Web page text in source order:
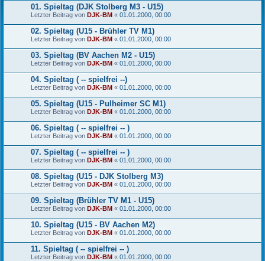
01. Spieltag (DJK Stolberg M3 - U15)
Letzter Beitrag von DJK-BM « 01.01.2000, 00:00
02. Spieltag (U15 - Brühler TV M1)
Letzter Beitrag von DJK-BM « 01.01.2000, 00:00
03. Spieltag (BV Aachen M2 - U15)
Letzter Beitrag von DJK-BM « 01.01.2000, 00:00
04. Spieltag ( -- spielfrei --)
Letzter Beitrag von DJK-BM « 01.01.2000, 00:00
05. Spieltag (U15 - Pulheimer SC M1)
Letzter Beitrag von DJK-BM « 01.01.2000, 00:00
06. Spieltag ( -- spielfrei -- )
Letzter Beitrag von DJK-BM « 01.01.2000, 00:00
07. Spieltag ( -- spielfrei -- )
Letzter Beitrag von DJK-BM « 01.01.2000, 00:00
08. Spieltag (U15 - DJK Stolberg M3)
Letzter Beitrag von DJK-BM « 01.01.2000, 00:00
09. Spieltag (Brühler TV M1 - U15)
Letzter Beitrag von DJK-BM « 01.01.2000, 00:00
10. Spieltag (U15 - BV Aachen M2)
Letzter Beitrag von DJK-BM « 01.01.2000, 00:00
11. Spieltag ( -- spielfrei -- )
Letzter Beitrag von DJK-BM « 01.01.2000, 00:00